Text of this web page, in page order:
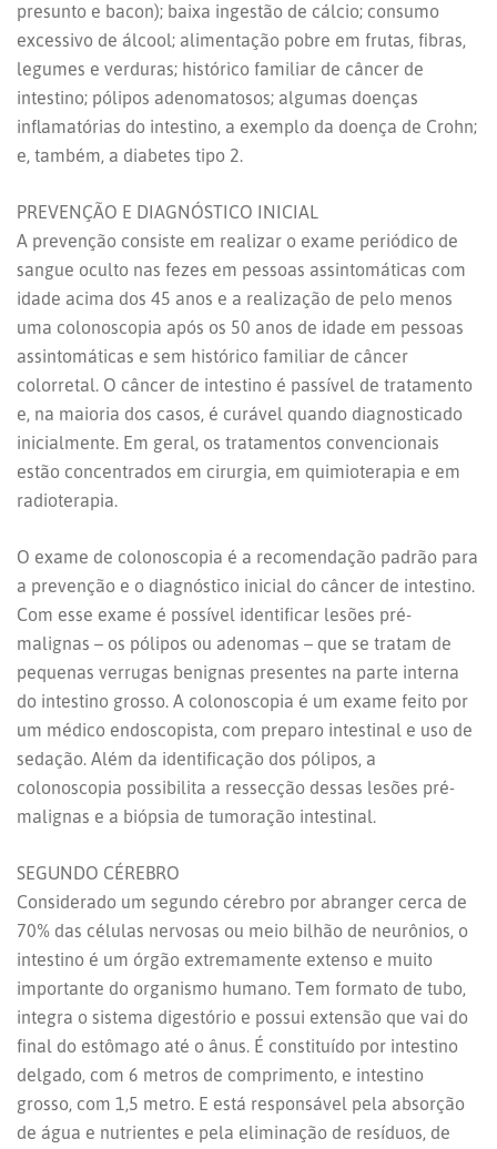
presunto e bacon); baixa ingestão de cálcio; consumo
excessivo de álcool; alimentação pobre em frutas, fibras,
legumes e verduras; histórico familiar de câncer de
intestino; pólipos adenomatosos; algumas doenças
inflamatórias do intestino, a exemplo da doença de Crohn;
e, também, a diabetes tipo 2.
PREVENÇÃO E DIAGNÓSTICO INICIAL
A prevenção consiste em realizar o exame periódico de
sangue oculto nas fezes em pessoas assintomáticas com
idade acima dos 45 anos e a realização de pelo menos
uma colonoscopia após os 50 anos de idade em pessoas
assintomáticas e sem histórico familiar de câncer
colorretal. O câncer de intestino é passível de tratamento
e, na maioria dos casos, é curável quando diagnosticado
inicialmente. Em geral, os tratamentos convencionais
estão concentrados em cirurgia, em quimioterapia e em
radioterapia.
O exame de colonoscopia é a recomendação padrão para
a prevenção e o diagnóstico inicial do câncer de intestino.
Com esse exame é possível identificar lesões pré-
malignas – os pólipos ou adenomas – que se tratam de
pequenas verrugas benignas presentes na parte interna
do intestino grosso. A colonoscopia é um exame feito por
um médico endoscopista, com preparo intestinal e uso de
sedação. Além da identificação dos pólipos, a
colonoscopia possibilita a ressecção dessas lesões pré-
malignas e a biópsia de tumoração intestinal.
SEGUNDO CÉREBRO
Considerado um segundo cérebro por abranger cerca de
70% das células nervosas ou meio bilhão de neurônios, o
intestino é um órgão extremamente extenso e muito
importante do organismo humano. Tem formato de tubo,
integra o sistema digestório e possui extensão que vai do
final do estômago até o ânus. É constituído por intestino
delgado, com 6 metros de comprimento, e intestino
grosso, com 1,5 metro. E está responsável pela absorção
de água e nutrientes e pela eliminação de resíduos, de